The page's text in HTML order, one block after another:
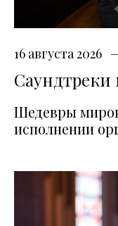
16 августа 2026
Саундтреки
Шедевры
исполнении